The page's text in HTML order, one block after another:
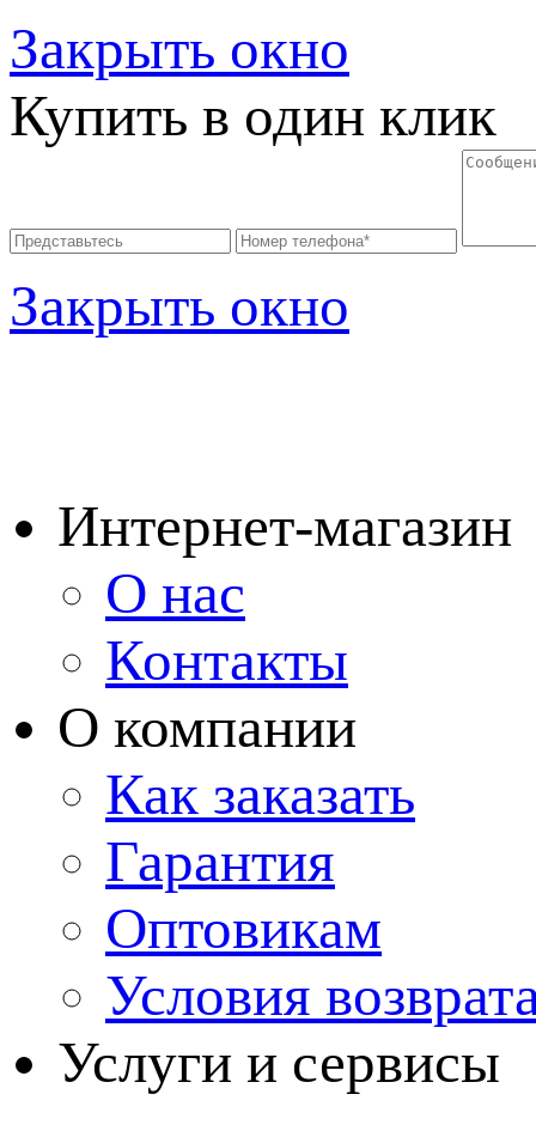
Закрыть окно
Купить в один клик
Закрыть окно
Интернет-магазин
О нас
Контакты
О компании
Как заказать
Гарантия
Оптовикам
Условия
Услуги и сервисы